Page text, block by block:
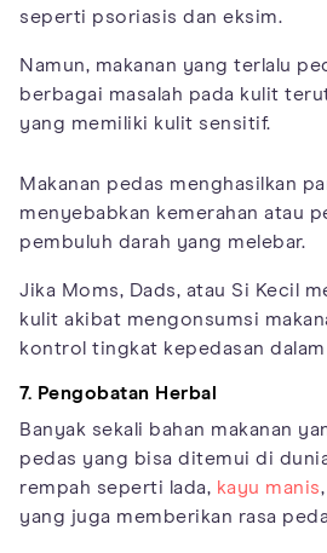
seperti psoriasis dan eksim.
Namun, makanan yang terlalu
berbagai masalah pada kulit
yang memiliki kulit sensitif.
Makanan pedas menghasilkan
menyebabkan kemerahan atau
pembuluh darah yang melebar.
Jika Moms, Dads, atau Si Kecil
kulit akibat mengonsumsi
kontrol tingkat kepedasan dalam
7. Pengobatan Herbal
Banyak sekali bahan makanan
pedas yang bisa ditemui di
rempah seperti lada, kayu manis
yang juga memberikan rasa